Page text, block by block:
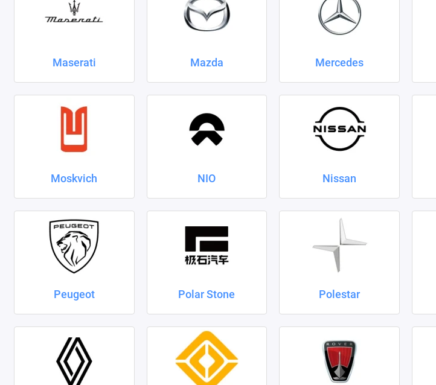
Maserati Mazda Mercedes
Moskvich NIO Nissan
Peugeot Polar Stone Polestar